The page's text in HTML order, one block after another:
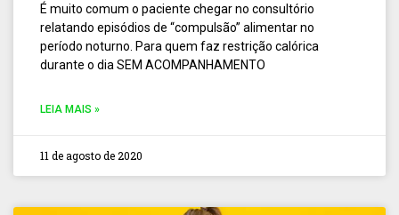
É muito comum o paciente chegar no consultório
relatando episódios de “compulsão” alimentar no
período noturno. ⁣⁣Para quem faz restrição calórica
durante o dia SEM ACOMPANHAMENTO
LEIA MAIS »
11 de agosto de 2020